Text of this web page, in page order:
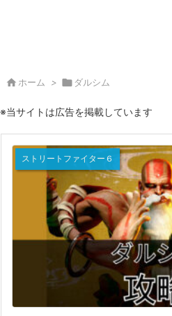
 ホーム >  ダルシム
※当サイトは広告を掲載しています
ストリートファイター６